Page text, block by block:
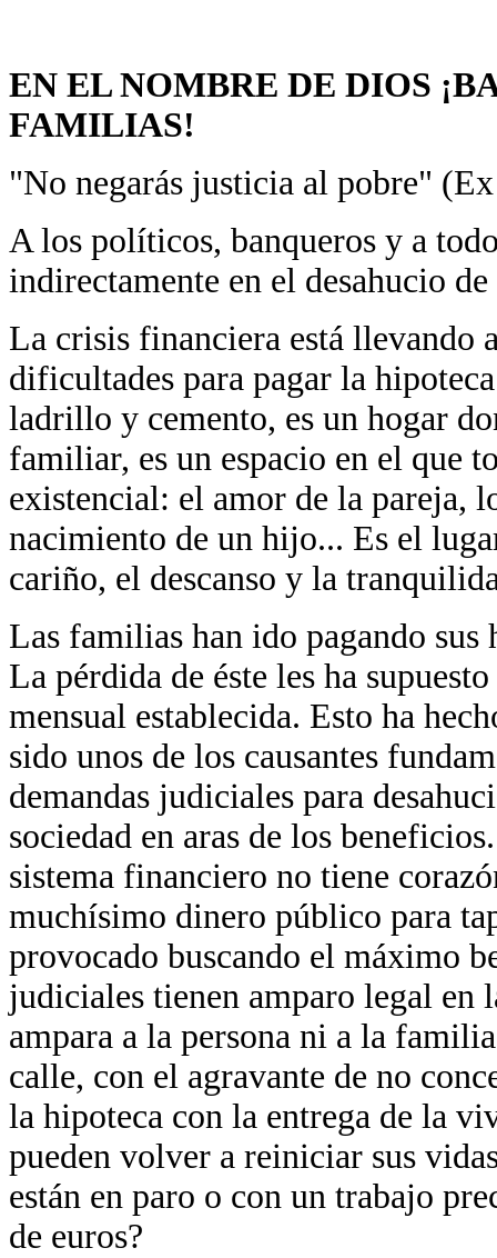
EN EL NOMBRE DE DIOS
FAMILIAS!
"No negarás justicia al pobre"
A los políticos, banqueros y a
indirectamente en el desahucio
La crisis financiera está llevando
dificultades para pagar la
ladrillo y cemento, es un hogar
familiar, es un espacio en el que
existencial: el amor de la pareja,
nacimiento de un hijo... Es el
cariño, el descanso y la
Las familias han ido pagando
La pérdida de éste les ha
mensual establecida. Esto ha
sido unos de los causantes
demandas judiciales para
sociedad en aras de los
sistema financiero no tiene
muchísimo dinero público para
provocado buscando el máximo
judiciales tienen amparo legal
ampara a la persona ni a la
calle, con el agravante de no
la hipoteca con la entrega de la
pueden volver a reiniciar sus
están en paro o con un trabajo
de euros?